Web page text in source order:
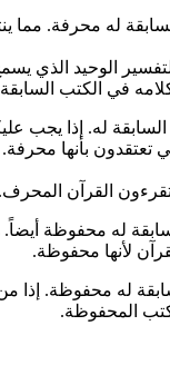
له محرفة. مما
الوحيد الذي
في الكتب
تعتقدون بأنها
القرآن المحرف.
لأنها محفوظة.
المحفوظة.